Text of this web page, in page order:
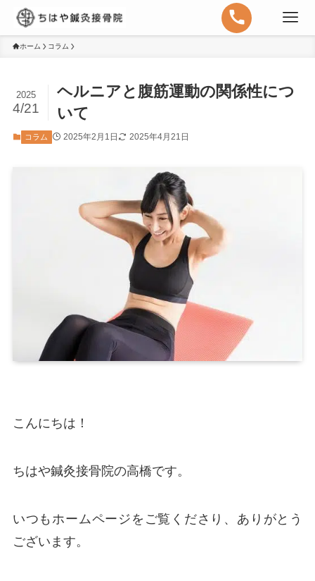
ホーム コラム
ヘルニアと腹筋運動の関係性につ
いて
2025
4/21
コラム 2025年2月1日 2025年4月21日
こんにちは！
ちはや鍼灸接骨院の高橋です。
いつもホームページをご覧くださり、ありがとう
ございます。